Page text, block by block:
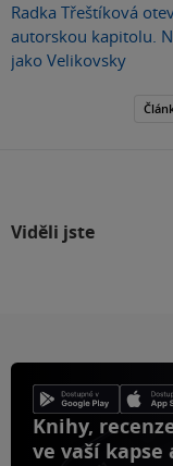
Radka Třeštíková
autorskou kapitolu.
jako Velikovsky
Viděli jste
Knihy,
ve vaší kapse